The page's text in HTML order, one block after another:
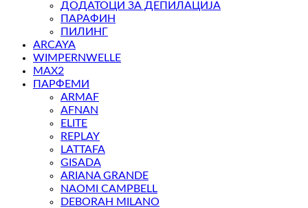
ДОДАТОЦИ ЗА ДЕПИЛАЦИЈА
ПАРАФИН
ПИЛИНГ
ARCAYA
WIMPERNWELLE
MAX2
ПАРФЕМИ
ARMAF
AFNAN
ELITE
REPLAY
LATTAFA
GISADA
ARIANA GRANDE
NAOMI CAMPBELL
DEBORAH MILANO